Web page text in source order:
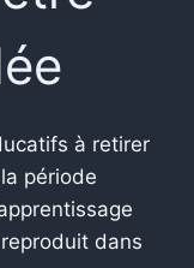
à retirer
période
dans